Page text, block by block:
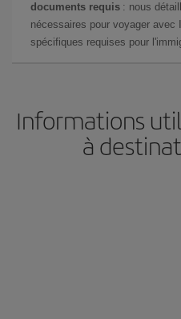
documents requis : nous
nécessaires pour voyager avec
spécifiques requises pour
Informations
à